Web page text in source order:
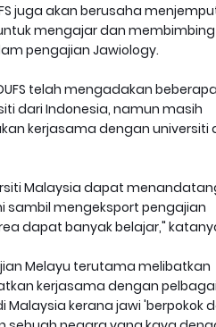
juga akan berusaha
mengajar dan membimbing
pengajian Jawiology.
telah mengadakan
dari Indonesia, namun masih
kerjasama dengan universiti
Malaysia dapat
sambil mengeksport pengajian
dapat banyak belajar,"
Melayu terutama melibatkan
kerjasama dengan
Malaysia kerana jawi 'berpokok